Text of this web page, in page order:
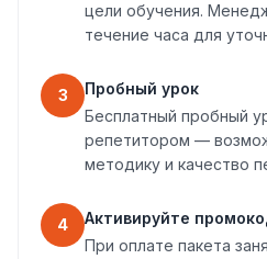
цели обучения.
течение часа для
3
Пробный урок
Бесплатный пробный
репетитором —
методику и качество
4
Активируйте
При оплате пакета